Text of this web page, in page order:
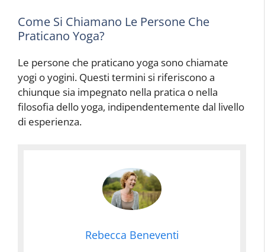
Come Si Chiamano Le Persone Che
Praticano Yoga?
Le persone che praticano yoga sono chiamate
yogi o yogini. Questi termini si riferiscono a
chiunque sia impegnato nella pratica o nella
filosofia dello yoga, indipendentemente dal livello
di esperienza.
Rebecca Beneventi